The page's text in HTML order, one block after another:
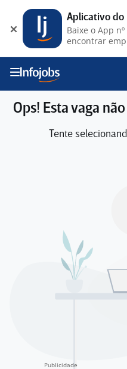
Ops! Esta vaga
Tente
Aplicativo do
Baixe o App
encontrar